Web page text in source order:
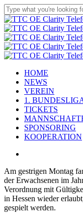
Skip
to
main
content
Close
Search
Menu
HOME
NEWS
VEREIN
1.
TICKETS
SPONSORING
KOOPERATION
Am gestrigen Montag
der Erwachsenen im
Verordnung mit
in Hessen wieder
gespielt werden.